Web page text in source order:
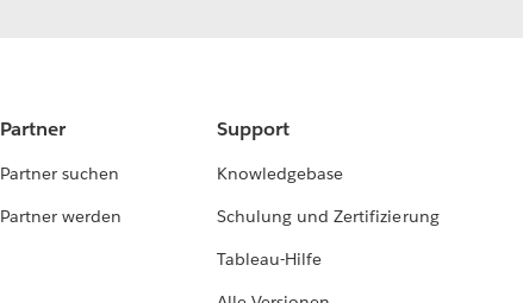
Partner
Partner suchen
Partner werden
Support
Knowledgebase
Schulung und Zertifizierung
Tableau-Hilfe